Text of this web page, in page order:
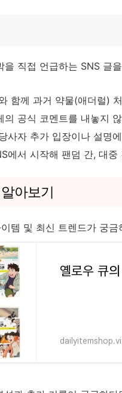
을 직접 언급하는 SNS 글
함께 과거 약물(애더럴)
의 공식 코멘트를 내놓지
사자 추가 입장이나 설명
에서 시작해 팬덤 간, 대
아보기
템 및 최신 트렌드가 궁금
옐로우 큐